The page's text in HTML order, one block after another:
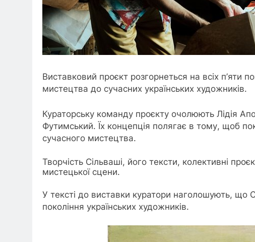
Виставковий проєкт розгорнеться на всіх п’яти
мистецтва до сучасних українських художників.
Кураторську команду проєкту очолюють Лідія
Футимський. Їх концепція полягає в тому, щоб
сучасного мистецтва.
Творчість Сільваші, його тексти, колективні
мистецької сцени.
У тексті до виставки куратори наголошують, що
покоління українських художників.